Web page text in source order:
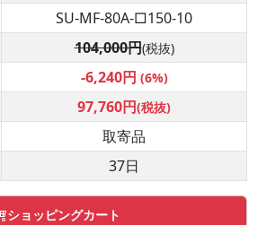
SU-MF-80A-□150-10
104,000円(税抜)
-6,240円 (6%)
97,760円(税抜)
取寄品
37日
ショッピングカート